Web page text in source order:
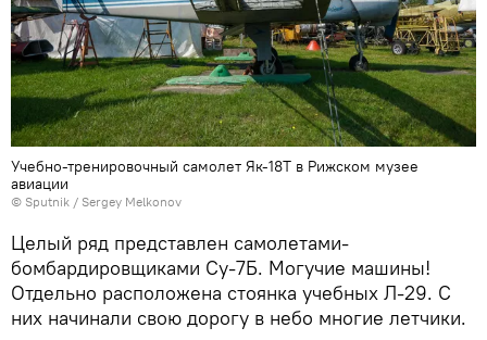
Учебно-тренировочный самолет Як-18Т в Рижском музее
авиации
© Sputnik / Sergey Melkonov
Целый ряд представлен самолетами-
бомбардировщиками Су-7Б. Могучие машины!
Отдельно расположена стоянка учебных Л-29. С
них начинали свою дорогу в небо многие летчики.